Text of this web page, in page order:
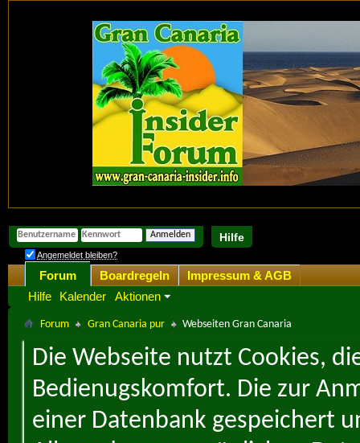
Hilfe
Angemeldet bleiben?
Forum
Hilfe
Kalender Aktionen
Boardregeln Impressum & AGB
Forum Gran Canaria pur Webseiten Gran Canaria
Die Webseite nutzt Cookies,
Bedienugskomfort. Die zur
einer Datenbank gespeichert